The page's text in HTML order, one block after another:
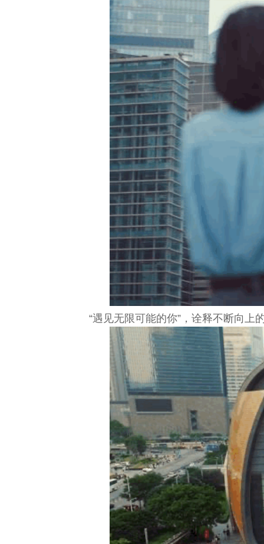
“遇见无限可能的你”，诠释不断向上